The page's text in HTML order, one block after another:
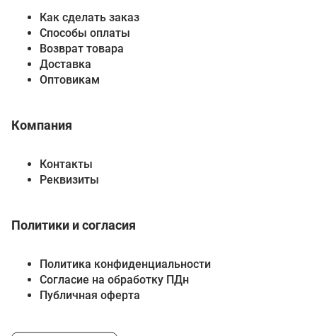
Как сделать заказ
Способы оплаты
Возврат товара
Доставка
Оптовикам
Компания
Контакты
Реквизиты
Политики и согласия
Политика конфиденциальности
Согласие на обработку ПДн
Публичная оферта